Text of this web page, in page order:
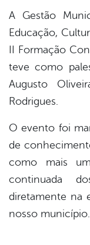
A Gestão
Educação,
II Formação
teve como
Augusto
Rodrigues.
O evento foi
de
como mais
continuada
diretamente na
nosso município.